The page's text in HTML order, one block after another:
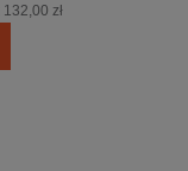
132,00 zł